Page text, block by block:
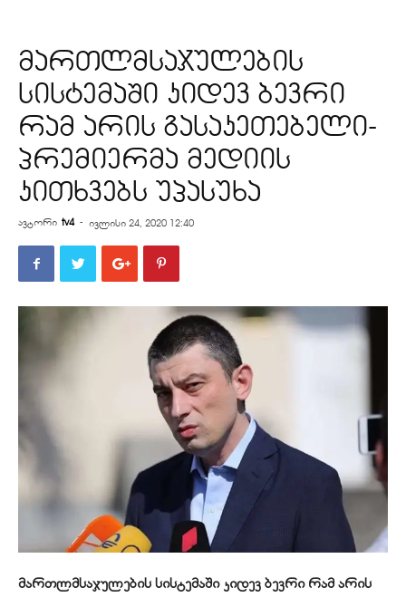
მართლმსაჯულების
სისტემაში კიდევ ბევრი
რამ არის გასაკეთებელი-
პრემიერმა მედიის
კითხვებს უპასუხა
ავტორი tv4 - ივლისი 24, 2020 12:40
მართლმსაჯულების სისტემაში კიდევ ბევრი რამ არის